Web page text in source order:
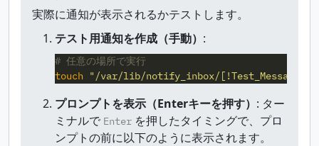
実際に通知が表示されるかテストします。
テスト用通知を作成（手動） :
# 任意の場所で実行
touch
"/var/lib/notify_inbox/[!Test_Message]"
プロンプトを表示（Enterキーを押す） : ター
ミナルで Enter を押したタイミングで、プロ
ンプトの前に以下のように表示されます。